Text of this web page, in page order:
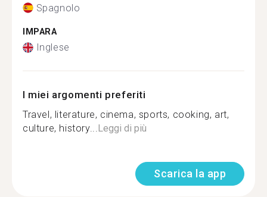
Spagnolo
IMPARA
Inglese
I miei argomenti preferiti
Travel, literature, cinema, sports, cooking, art,
culture, history...Leggi di più
Scarica la app